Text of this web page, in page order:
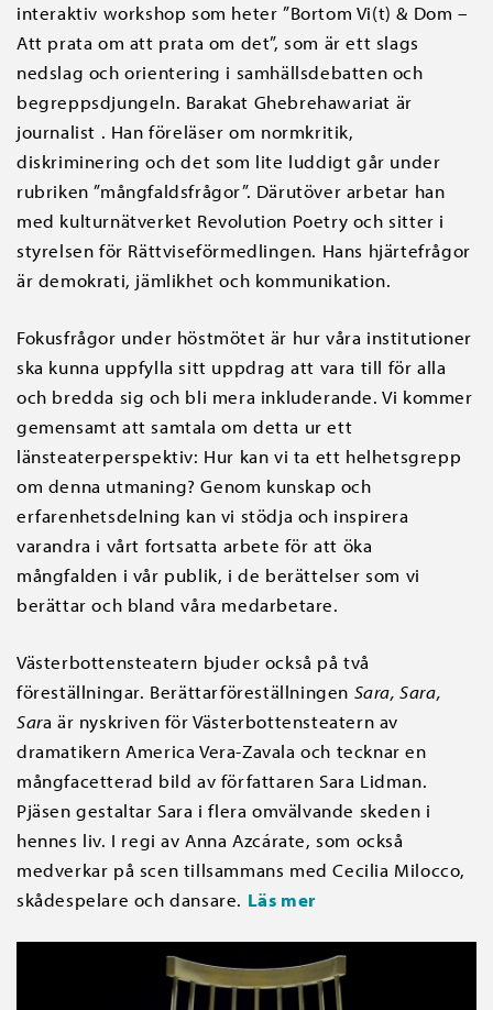
interaktiv workshop som heter ”Bortom Vi(t) & Dom –
Att prata om att prata om det”, som är ett slags
nedslag och orientering i samhällsdebatten och
begreppsdjungeln. Barakat Ghebrehawariat är
journalist . Han föreläser om normkritik,
diskriminering och det som lite luddigt går under
rubriken ”mångfaldsfrågor”. Därutöver arbetar han
med kulturnätverket Revolution Poetry och sitter i
styrelsen för Rättviseförmedlingen. Hans hjärtefrågor
är demokrati, jämlikhet och kommunikation.
Fokusfrågor under höstmötet är hur våra institutioner
ska kunna uppfylla sitt uppdrag att vara till för alla
och bredda sig och bli mera inkluderande. Vi kommer
gemensamt att samtala om detta ur ett
länsteaterperspektiv: Hur kan vi ta ett helhetsgrepp
om denna utmaning? Genom kunskap och
erfarenhetsdelning kan vi stödja och inspirera
varandra i vårt fortsatta arbete för att öka
mångfalden i vår publik, i de berättelser som vi
berättar och bland våra medarbetare.
Västerbottensteatern bjuder också på två
föreställningar. Berättarföreställningen Sara, Sara,
Sara är nyskriven för Västerbottensteatern av
dramatikern America Vera-Zavala och tecknar en
mångfacetterad bild av författaren Sara Lidman.
Pjäsen gestaltar Sara i flera omvälvande skeden i
hennes liv. I regi av Anna Azcárate, som också
medverkar på scen tillsammans med Cecilia Milocco,
skådespelare och dansare. Läs mer